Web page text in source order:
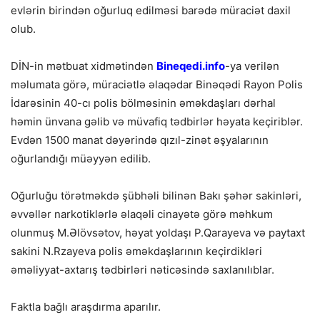
evlərin birindən oğurluq edilməsi barədə müraciət daxil
olub.
DİN-in mətbuat xidmətindən Bineqedi.info-ya verilən
məlumata görə, müraciətlə əlaqədar Binəqədi Rayon Polis
İdarəsinin 40-cı polis bölməsinin əməkdaşları dərhal
həmin ünvana gəlib və müvafiq tədbirlər həyata keçiriblər.
Evdən 1500 manat dəyərində qızıl-zinət əşyalarının
oğurlandığı müəyyən edilib.
Oğurluğu törətməkdə şübhəli bilinən Bakı şəhər sakinləri,
əvvəllər narkotiklərlə əlaqəli cinayətə görə məhkum
olunmuş M.Əlövsətov, həyat yoldaşı P.Qarayeva və paytaxt
sakini N.Rzayeva polis əməkdaşlarının keçirdikləri
əməliyyat-axtarış tədbirləri nəticəsində saxlanılıblar.
Faktla bağlı araşdırma aparılır.